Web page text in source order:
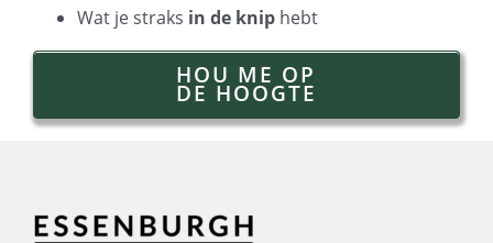
Wat je straks in de kniphebt
HOU ME OP
DE HOOGTE